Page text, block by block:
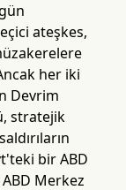
ateşkes,
her iki
Devrim
stratejik
bir ABD
ABD Merkez